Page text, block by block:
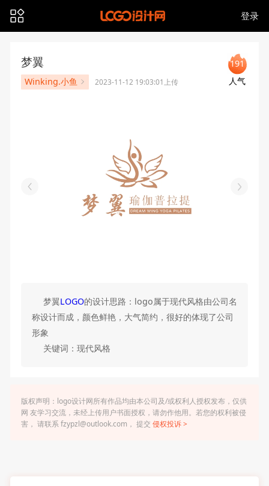
登录
梦翼
Winking.小鱼 2023-11-12 19:03:01上传
191
人气
梦翼LOGO的设计思路：logo属于现代风格由公司名
称设计而成，颜色鲜艳，大气简约，很好的体现了公司
形象
关键词：现代风格
版权声明：logo设计网所有作品均由本公司及/或权利人授权发布，仅供
网 友学习交流，未经上传用户书面授权，请勿作他用。若您的权利被侵
害， 请联系 fzypzl@outlook.com， 提交 侵权投诉 >